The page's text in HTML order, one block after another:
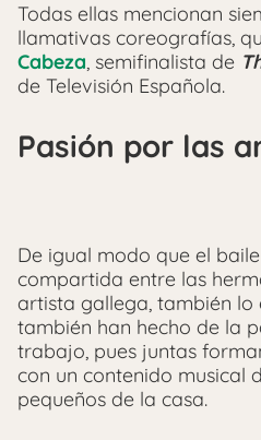
Todas ellas mencionan
llamativas coreografías,
Cabeza, semifinalista de
de Televisión Española.
Pasión por las
De igual modo que el
compartida entre las
artista gallega, también lo
también han hecho de la
trabajo, pues juntas
con un contenido musical
pequeños de la casa.